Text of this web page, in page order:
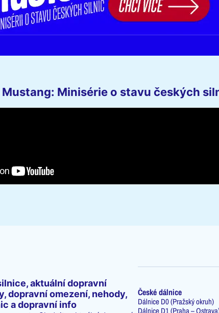
Minisérie o stavu českých
aktuální dopravní
dopravní omezení, nehody,
a dopravní info
České dálnice
Dálnice D0 (Pražský okruh)
Dálnice D1 (Praha –